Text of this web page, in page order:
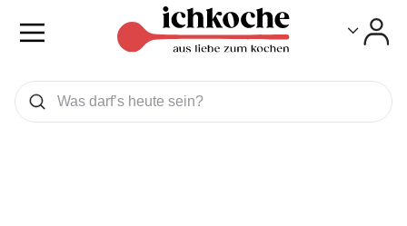
Was wollen Sie suchen
Suchen